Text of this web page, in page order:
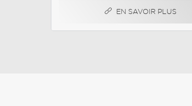
EN SAVOIR PLUS